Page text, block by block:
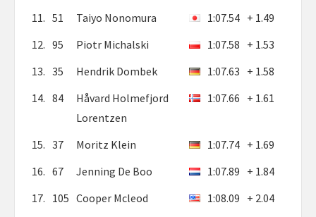
11. 51 Taiyo Nonomura 1:07.54 + 1.49
12. 95 Piotr Michalski 1:07.58 + 1.53
13. 35 Hendrik Dombek 1:07.63 + 1.58
14. 84
Håvard Holmefjord
Lorentzen
1:07.66 + 1.61
15. 37 Moritz Klein 1:07.74 + 1.69
16. 67 Jenning De Boo 1:07.89 + 1.84
17. 105 Cooper Mcleod 1:08.09 + 2.04